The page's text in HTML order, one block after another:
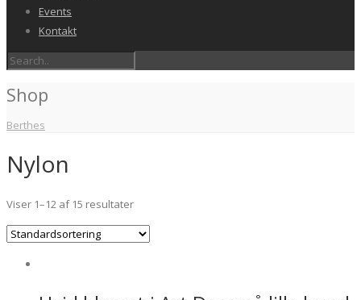
Events
Kontakt
Shop
Berthes
Nylon
Viser 1–12 af 15 resultater